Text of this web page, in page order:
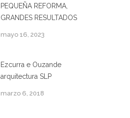
PEQUEÑA REFORMA,
GRANDES RESULTADOS
mayo 16, 2023
Ezcurra e Ouzande
arquitectura SLP
marzo 6, 2018